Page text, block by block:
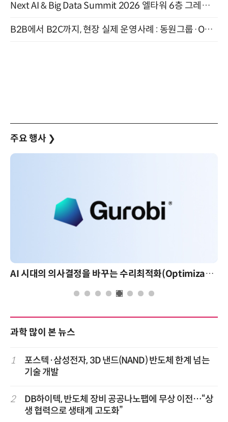
Next AI & Big Data Summit 2026 엘타워 6층 그레이스홀 개최 (9/18)
B2B에서 B2C까지, 현장 실제 운영사례 : 동원그룹·OCI·다이닝브랜즈그룹·당근 (8/27)
주요 행사 ❯
AI 시대의 의사결정을 바꾸는 수리최적화(Optimization): 실제 산업 적용 사례와 활용 전략
과학 많이 본 뉴스
1
포스텍·삼성전자, 3D 낸드(NAND) 반도체 한계 넘는
기술 개발
2
DB하이텍, 반도체 장비 공공나노팹에 무상 이전…“상
생 협력으로 생태계 고도화”